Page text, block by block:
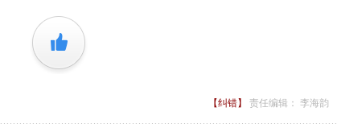
+1
【纠错】 责任编辑： 李海韵